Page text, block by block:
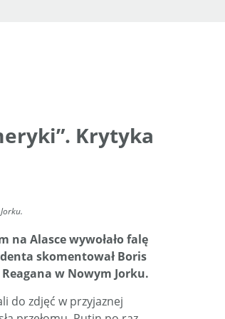
Krytyka
na Alasce wywołało falę
skomentował Boris
w Nowym Jorku.
do zdjęć w przyjaznej